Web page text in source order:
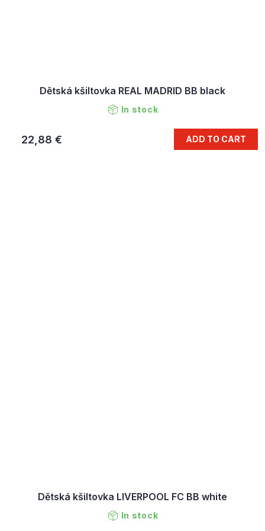
Dětská kšiltovka REAL MADRID BB black
In stock
22,88 € ADD TO CART
Dětská kšiltovka LIVERPOOL FC BB white
In stock